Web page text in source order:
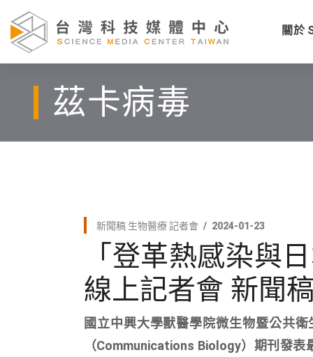
關於
茲卡病毒
新聞稿 生物醫療記者會 2024-01-23
「登革熱感染與
線上記者會 新聞
國立中興大學獸醫學院微生物暨公共
（Communications Biology）期刊發